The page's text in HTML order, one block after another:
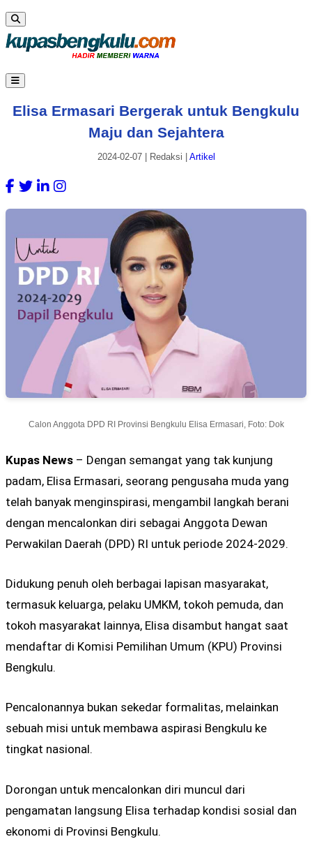
Elisa Ermasari Bergerak untuk Bengkulu
Maju dan Sejahtera
2024-02-07| Redaksi Artikel
Calon Anggota DPD RI Provinsi Bengkulu Elisa Ermasari, Foto: Dok
Kupas News – Dengan semangat yang tak kunjung
padam, Elisa Ermasari, seorang pengusaha muda yang
telah banyak menginspirasi, mengambil langkah berani
dengan mencalonkan diri sebagai Anggota Dewan
Perwakilan Daerah (DPD) RI untuk periode 2024-2029.
Didukung penuh oleh berbagai lapisan masyarakat,
termasuk keluarga, pelaku UMKM, tokoh pemuda, dan
tokoh masyarakat lainnya, Elisa disambut hangat saat
mendaftar di Komisi Pemilihan Umum (KPU) Provinsi
Bengkulu.
Pencalonannya bukan sekedar formalitas, melainkan
sebuah misi untuk membawa aspirasi Bengkulu ke
tingkat nasional.
Dorongan untuk mencalonkan diri muncul dari
pengamatan langsung Elisa terhadap kondisi sosial dan
ekonomi di Provinsi Bengkulu.